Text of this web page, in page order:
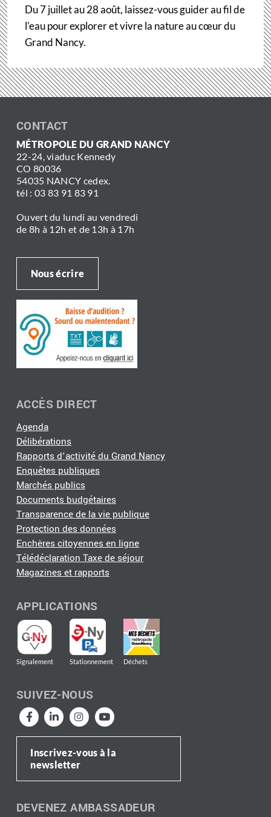
Du 7 juillet au 28 août, laissez-vous guider au fil de
l'eau pour explorer et vivre la nature au cœur du
Grand Nancy.
CONTACT
MÉTROPOLE DU GRAND NANCY
22-24, viaduc Kennedy
CO 80036
54035 NANCY cedex.
tél : 03 83 91 83 91
Ouvert du lundi au vendredi
de 8h à 12h et de 13h à 17h
Nous écrire
ACCÈS DIRECT
Agenda
Délibérations
Rapports d'activité du Grand Nancy
Enquêtes publiques
Marchés publics
Documents budgétaires
Transparence de la vie publique
Protection des données
Enchères citoyennes en ligne
Télédéclaration Taxe de séjour
Magazines et rapports
APPLICATIONS
Signalement Stationnement Déchets
SUIVEZ-NOUS
Inscrivez-vous à la
newsletter
DEVENEZ AMBASSADEUR